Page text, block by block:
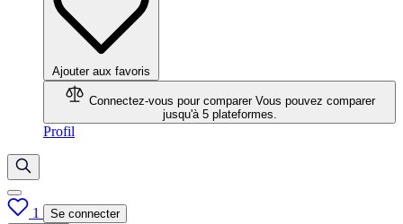
Ajouter aux favoris
Connectez-vous pour comparer Vous pouvez comparer
jusqu'à 5 plateformes.
Profil
1
Se connecter